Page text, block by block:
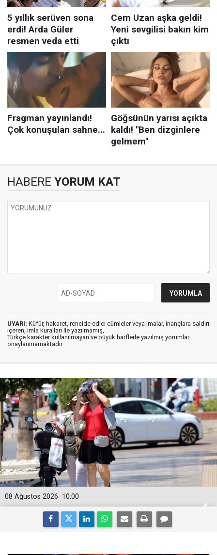
HABERE YORUM KAT
UYARI: Küfür, hakaret, rencide edici cümleler veya imalar, inançlara saldırı
içeren, imla kuralları ile yazılmamış,
Türkçe karakter kullanılmayan ve büyük harflerle yazılmış yorumlar
onaylanmamaktadır.
10:00
08 Ağustos 2026